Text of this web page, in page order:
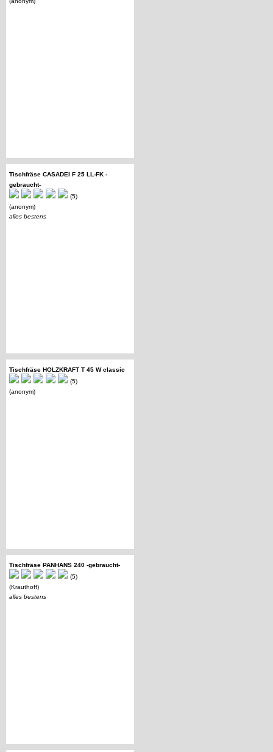
Tischfräse CASADEI F 25 LL-FK -
gebraucht-
(5)
(anonym)
alles bestens
Tischfräse HOLZKRAFT T 45 W classic
(5)
(anonym)
Tischfräse PANHANS 240 -gebraucht-
(5)
(Krauthoff)
alles bestens